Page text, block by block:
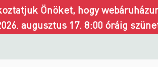
Önöket, hogy
augusztus 17. 8:00 óráig